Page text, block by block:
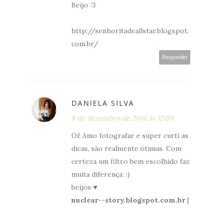
Beijo :3
http://senhoritadeallstar.blogspot.
com.br/
Responder
DANIELA SILVA
8 de dezembro de 2014 às 12:09
Oi! Amo fotografar e super curti as
dicas, são realmente ótimas. Com
certeza um filtro bem escolhido faz
muita diferença. :)
beijos ♥
nuclear--story.blogspot.com.br|